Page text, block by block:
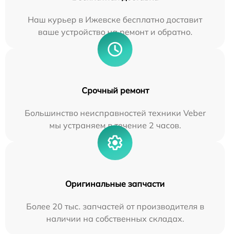
Наш курьер в Ижевске бесплатно доставит
ваше устройство на ремонт и обратно.
Срочный ремонт
Большинство неисправностей техники Veber
мы устраняем в течение 2 часов.
Оригинальные запчасти
Более 20 тыс. запчастей от производителя в
наличии на собственных складах.